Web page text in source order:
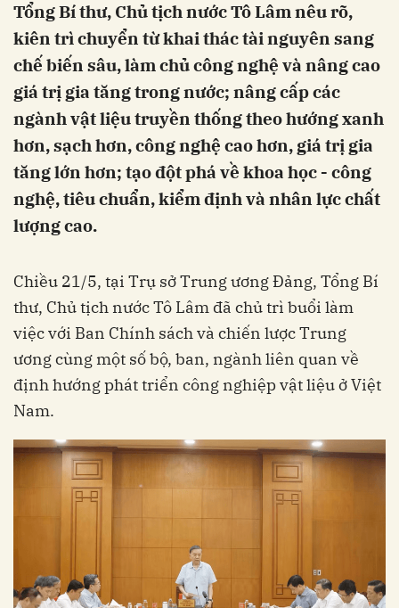
Tổng Bí thư, Chủ tịch nước Tô Lâm nêu rõ,
kiên trì chuyển từ khai thác tài nguyên sang
chế biến sâu, làm chủ công nghệ và nâng cao
giá trị gia tăng trong nước; nâng cấp các
ngành vật liệu truyền thống theo hướng xanh
hơn, sạch hơn, công nghệ cao hơn, giá trị gia
tăng lớn hơn; tạo đột phá về khoa học - công
nghệ, tiêu chuẩn, kiểm định và nhân lực chất
lượng cao.
Chiều 21/5, tại Trụ sở Trung ương Đảng, Tổng Bí
thư, Chủ tịch nước Tô Lâm đã chủ trì buổi làm
việc với Ban Chính sách và chiến lược Trung
ương cùng một số bộ, ban, ngành liên quan về
định hướng phát triển công nghiệp vật liệu ở Việt
Nam.